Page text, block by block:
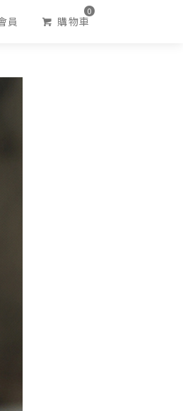
員 購物車
0